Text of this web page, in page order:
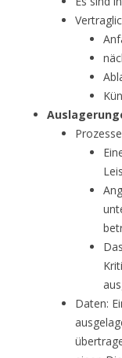
Daten: